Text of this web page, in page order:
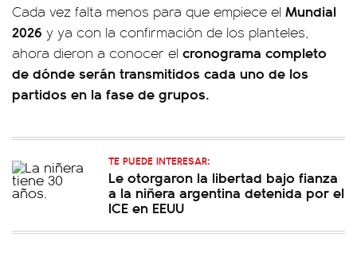
Cada vez falta menos para que empiece el Mundial
2026 y ya con la confirmación de los planteles,
ahora dieron a conocer el cronograma completo
de dónde serán transmitidos cada uno de los
partidos en la fase de grupos.
TE PUEDE INTERESAR:
Le otorgaron la libertad bajo fianza
a la niñera argentina detenida por el
ICE en EEUU